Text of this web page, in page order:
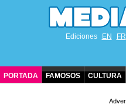
Ediciones EN FR
PORTADA FAMOSOS CULTURA